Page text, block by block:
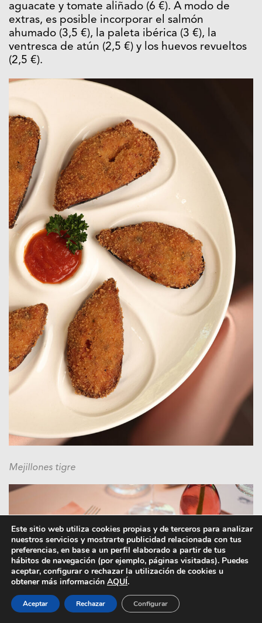
aguacate y tomate aliñado (6 €). A modo de
extras, es posible incorporar el salmón
ahumado (3,5 €), la paleta ibérica (3 €), la
ventresca de atún (2,5 €) y los huevos revueltos
(2,5 €).
Mejillones tigre
Este sitio web utiliza cookies propias y de terceros para analizar
nuestros servicios y mostrarte publicidad relacionada con tus
preferencias, en base a un perfil elaborado a partir de tus
hábitos de navegación (por ejemplo, páginas visitadas). Puedes
aceptar, configurar o rechazar la utilización de cookies u
obtener más información AQUÍ.
Aceptar Rechazar Configurar